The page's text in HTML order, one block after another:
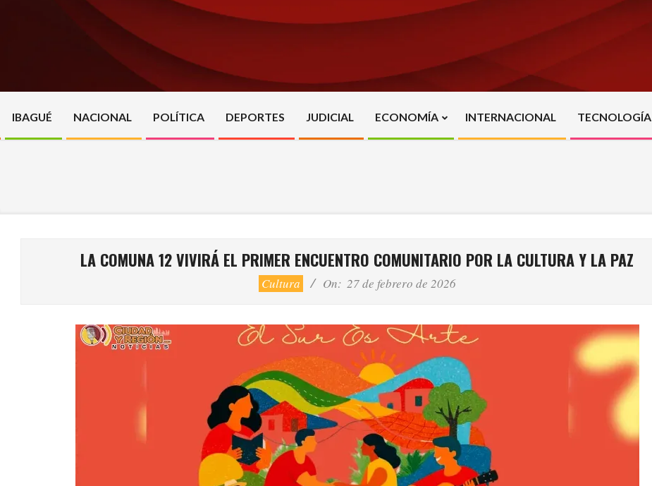
Primary
Navigation
IBAGUÉ NACIONAL POLÍTICA DEPORTES JUDICIAL ECONOMÍA INTERNACIONAL TECNOLOGÍA
LA COMUNA 12 VIVIRÁ EL PRIMER ENCUENTRO COMUNITARIO POR LA CULTURA Y LA PAZ
Cultura On: 27 de febrero de 2026